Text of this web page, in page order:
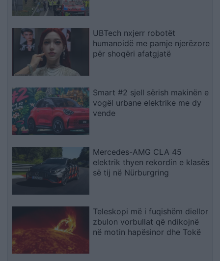
UBTech nxjerr robotët
humanoidë me pamje njerëzore
për shoqëri afatgjatë
Smart #2 sjell sërish makinën e
vogël urbane elektrike me dy
vende
Mercedes-AMG CLA 45
elektrik thyen rekordin e klasës
së tij në Nürburgring
Teleskopi më i fuqishëm diellor
zbulon vorbullat që ndikojnë
në motin hapësinor dhe Tokë